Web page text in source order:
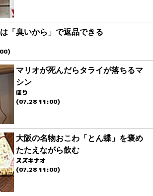
「臭いから」で返品できる
マリオが死んだらタライが落ちるマ
シン
ほり
(07.28 11:00)
大阪の名物おこわ「とん蝶」を褒め
たたえながら飲む
スズキナオ
(07.28 11:00)